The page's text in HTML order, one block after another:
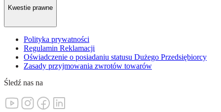
Kwestie prawne
Polityka prywatności
Regulamin Reklamacji
Oświadczenie o posiadaniu statusu Dużego Przedsiębiorcy
Zasady przyjmowania zwrotów towarów
Śledź nas na